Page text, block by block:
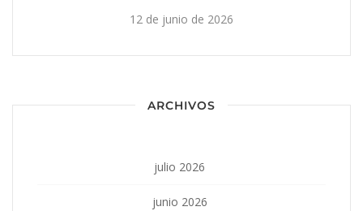
12 de junio de 2026
ARCHIVOS
julio 2026
junio 2026